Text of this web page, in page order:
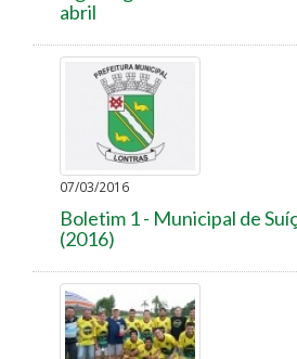
abril
07/03/2016
Boletim 1 - Municipal de
(2016)